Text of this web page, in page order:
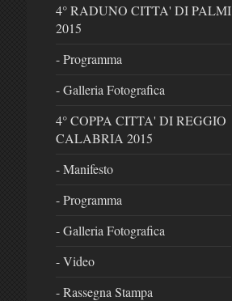
4° RADUNO CITTA' DI PALMI
2015
- Programma
- Galleria Fotografica
4° COPPA CITTA' DI REGGIO
CALABRIA 2015
- Manifesto
- Programma
- Galleria Fotografica
- Video
- Rassegna Stampa